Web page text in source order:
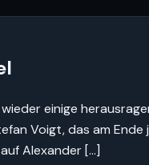
einige
Voigt, das am
Alexander […]